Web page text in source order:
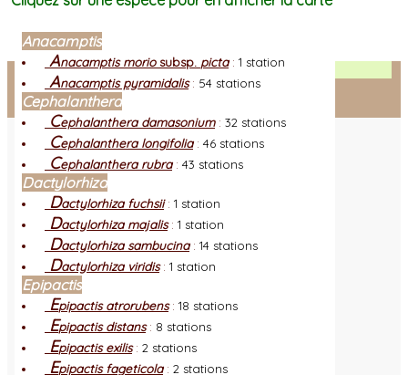
Facebook
Connexion adhérent
Anacamptis
Anacamptis moriosubsp. picta: 1 station
Anacamptis pyramidalis: 54 stations
Cephalanthera
Cephalanthera damasonium: 32 stations
Cephalanthera longifolia: 46 stations
Cephalanthera rubra: 43 stations
Dactylorhiza
Dactylorhiza fuchsii: 1 station
Dactylorhiza majalis: 1 station
Dactylorhiza sambucina: 14 stations
Dactylorhiza viridis: 1 station
Epipactis
Epipactis atrorubens: 18 stations
Epipactis distans: 8 stations
Epipactis exilis: 2 stations
Epipactis fageticola: 2 stations